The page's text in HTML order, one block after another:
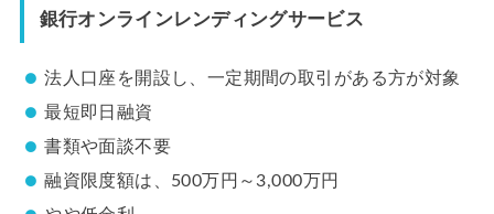
銀行オンラインレンディングサービス
法人口座を開設し、一定期間の取引がある方が対象
最短即日融資
書類や面談不要
融資限度額は、500万円～3,000万円